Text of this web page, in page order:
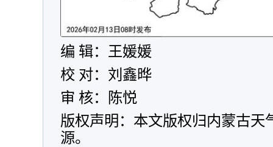
编 辑：王媛媛
校 对：刘鑫晔
审 核：陈悦
版权声明：本文版权归内蒙古天
源。